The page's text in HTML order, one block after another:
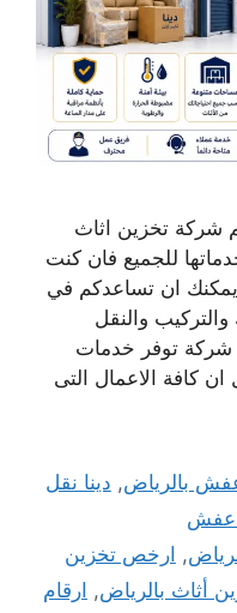
شركة تخزين اثاث
للجميع فان كنت
ان تساعدكم في
والتركيب والنقل
شركة توفر خدمات
كافة الاعمال التى
بالرياض, دينا نقل
عفش
, ارخص تخزين
أثاث بالرياض, ارقام